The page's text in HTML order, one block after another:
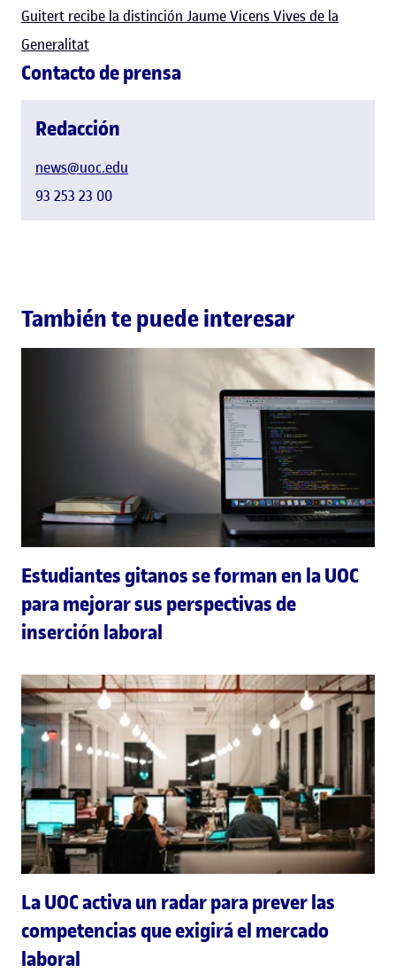
Guitert recibe la distinción Jaume Vicens Vives de la
Generalitat
Contacto de prensa
Redacción
news@uoc.edu
93 253 23 00
También te puede interesar
Estudiantes gitanos se forman en la UOC
para mejorar sus perspectivas de
inserción laboral
La UOC activa un radar para prever las
competencias que exigirá el mercado
laboral